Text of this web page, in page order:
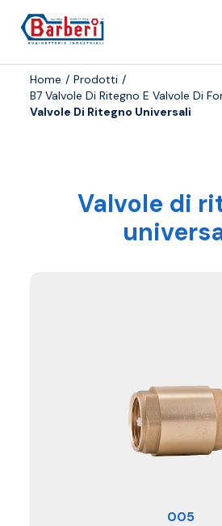
Home
Prodotti
B7 Valvole Di Ritegno E Valvole Di
Valvole Di Ritegno Universali
Valvole di
005